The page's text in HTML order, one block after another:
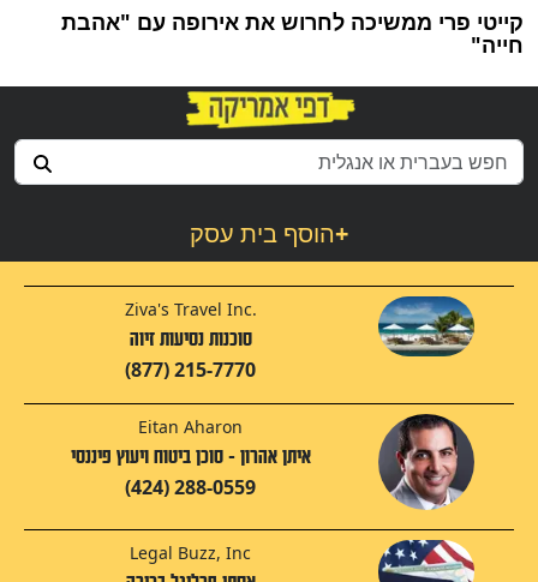
קייטי פרי ממשיכה לחרוש את אירופה עם "אהבת
חייה"
הוסף בית עסק+
Ziva's Travel Inc.
סוכנות נסיעות זיוה
(877) 215-7770
Eitan Aharon
איתן אהרון - סוכן ביטוח ויעוץ פיננסי
(424) 288-0559
Legal Buzz, Inc